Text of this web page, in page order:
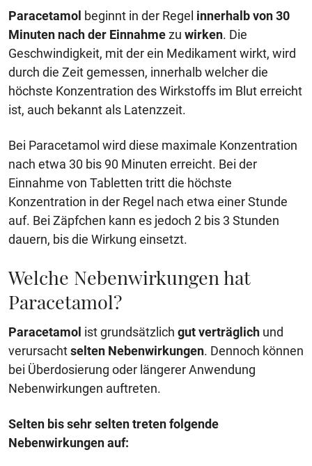
Paracetamol beginnt in der Regel innerhalb von 30
Minuten nach der Einnahmezu wirken. Die
Geschwindigkeit, mit der ein Medikament wirkt, wird
durch die Zeit gemessen, innerhalb welcher die
höchste Konzentration des Wirkstoffs im Blut erreicht
ist, auch bekannt als Latenzzeit.
Bei Paracetamol wird diese maximale Konzentration
nach etwa 30 bis 90 Minuten erreicht. Bei der
Einnahme von Tabletten tritt die höchste
Konzentration in der Regel nach etwa einer Stunde
auf. Bei Zäpfchen kann es jedoch 2 bis 3 Stunden
dauern, bis die Wirkung einsetzt.
Welche Nebenwirkungen hat
Paracetamol?
Paracetamol ist grundsätzlich gut verträglich und
verursachtselten Nebenwirkungen. Dennoch können
bei Überdosierung oder längerer Anwendung
Nebenwirkungen auftreten.
Selten bis sehr selten treten folgende
Nebenwirkungen auf: